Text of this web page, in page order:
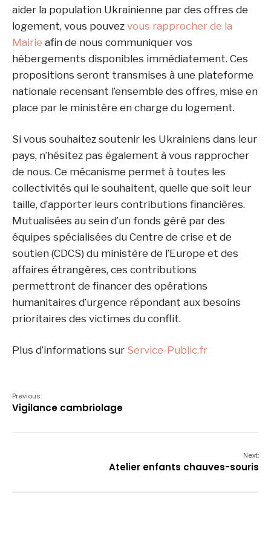
aider la population Ukrainienne par des offres de
logement, vous pouvez vous rapprocher de la
Mairie afin de nous communiquer vos
hébergements disponibles immédiatement. Ces
propositions seront transmises à une plateforme
nationale recensant l’ensemble des offres, mise en
place par le ministère en charge du logement.
Si vous souhaitez soutenir les Ukrainiens dans leur
pays, n’hésitez pas également à vous rapprocher
de nous. Ce mécanisme permet à toutes les
collectivités qui le souhaitent, quelle que soit leur
taille, d’apporter leurs contributions financières.
Mutualisées au sein d’un fonds géré par des
équipes spécialisées du Centre de crise et de
soutien (CDCS) du ministère de l’Europe et des
affaires étrangères, ces contributions
permettront de financer des opérations
humanitaires d’urgence répondant aux besoins
prioritaires des victimes du conflit.
Plus d’informations sur Service-Public.fr
Previous:
Vigilance cambriolage
Next:
Atelier enfants chauves-souris